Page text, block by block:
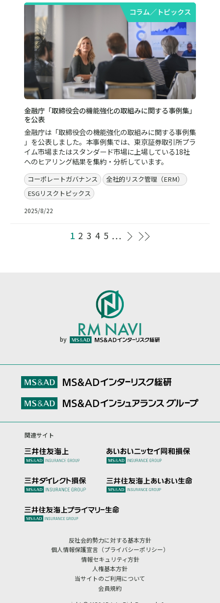
コラム／トピックス
金融庁「取締役会の機能強化の取組みに関する事例集」
を公表
金融庁は「取締役会の機能強化の取組みに関する事例集
」を公表しました。本事例集では、東京証券取引所プラ
イム市場またはスタンダード市場に上場している18社
へのヒアリング結果を集約・分析しています。
コーポレートガバナンス
全社的リスク管理（ERM）
ESGリスクトピックス
2025/8/22
1 2 3 4 5
by
関連サイト
反社会的勢力に対する基本方針
個人情報保護宣言（プライバシーポリシー）
情報セキュリティ方針
人権基本方針
当サイトのご利用について
会員規約